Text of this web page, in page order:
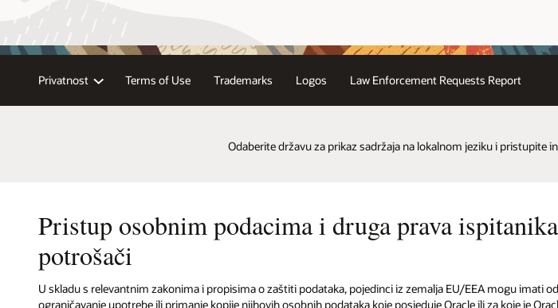
Privatnost Terms of Use Trademarks Logos Law Enforcement Requests Report
Odaberite državu za prikaz sadržaja na lokalnom jeziku i pristupite
Pristup osobnim podacima i druga prava
potrošači
U skladu s relevantnim zakonima i propisima o zaštiti podataka, pojedinci iz zemalja EU/EEA mogu imati
ograničavanje upotrebe ili primanje kopije njihovih osobnih podataka koje posjeduje Oracle ili za koje je